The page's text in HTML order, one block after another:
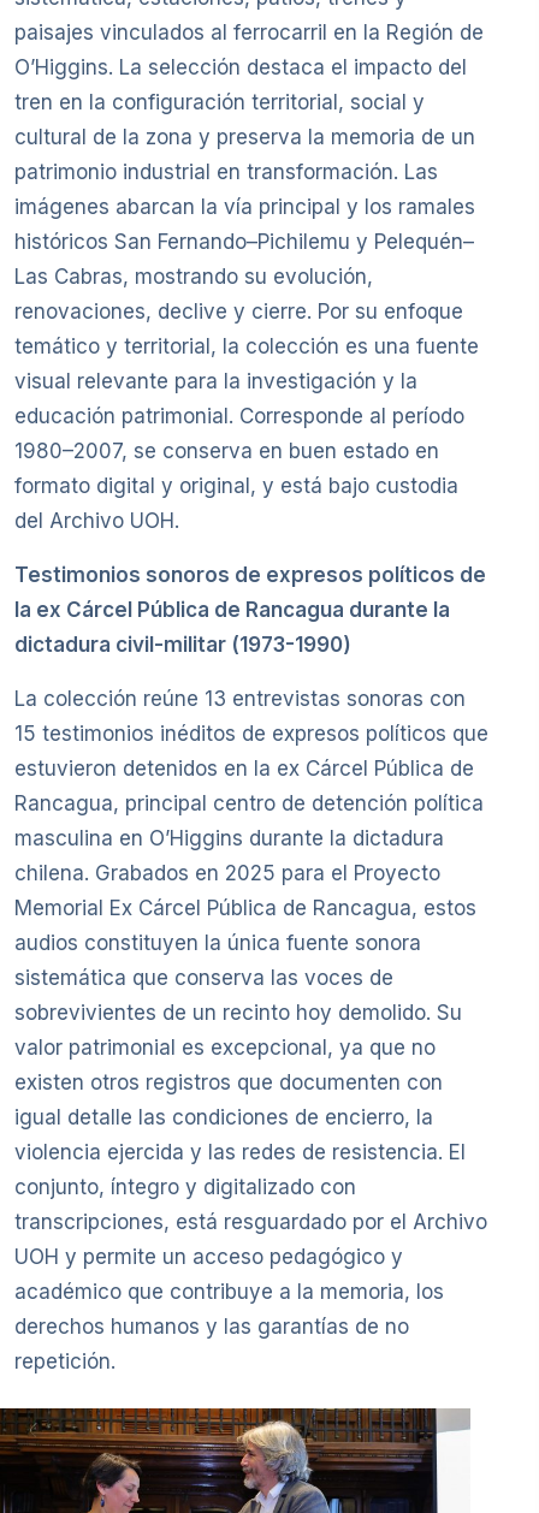
paisajes vinculados al ferrocarril en la Región de
O’Higgins. La selección destaca el impacto del
tren en la configuración territorial, social y
cultural de la zona y preserva la memoria de un
patrimonio industrial en transformación. Las
imágenes abarcan la vía principal y los ramales
históricos San Fernando–Pichilemu y Pelequén–
Las Cabras, mostrando su evolución,
renovaciones, declive y cierre. Por su enfoque
temático y territorial, la colección es una fuente
visual relevante para la investigación y la
educación patrimonial. Corresponde al período
1980–2007, se conserva en buen estado en
formato digital y original, y está bajo custodia
del Archivo UOH.
Testimonios sonoros de expresos políticos de
la ex Cárcel Pública de Rancagua durante la
dictadura civil-militar (1973-1990)
La colección reúne 13 entrevistas sonoras con
15 testimonios inéditos de expresos políticos que
estuvieron detenidos en la ex Cárcel Pública de
Rancagua, principal centro de detención política
masculina en O’Higgins durante la dictadura
chilena. Grabados en 2025 para el Proyecto
Memorial Ex Cárcel Pública de Rancagua, estos
audios constituyen la única fuente sonora
sistemática que conserva las voces de
sobrevivientes de un recinto hoy demolido. Su
valor patrimonial es excepcional, ya que no
existen otros registros que documenten con
igual detalle las condiciones de encierro, la
violencia ejercida y las redes de resistencia. El
conjunto, íntegro y digitalizado con
transcripciones, está resguardado por el Archivo
UOH y permite un acceso pedagógico y
académico que contribuye a la memoria, los
derechos humanos y las garantías de no
repetición.